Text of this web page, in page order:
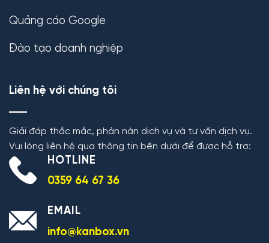
Quảng cáo Google
Đào tạo doanh nghiệp
Liên hệ với chúng tôi
Giải đáp thắc mắc, phản nàn dịch vụ và tư vấn dịch vụ.
Vui lòng liên hệ qua thông tin bên dưới để được hỗ trợ:
HOTLINE
0359 64 67 36
EMAIL
info@kanbox.vn